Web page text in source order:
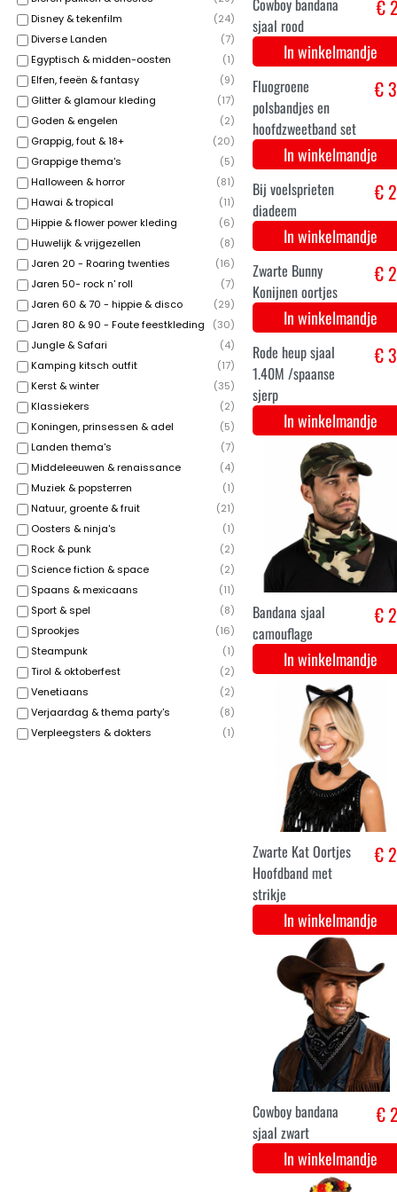
Disney & tekenfilm
(24)
Diverse Landen
(7)
Egyptisch & midden-oosten
(1)
Elfen, feeën & fantasy
(9)
Glitter & glamour kleding
(17)
Goden & engelen
(2)
Grappig, fout & 18+
(20)
Grappige thema's
(5)
Halloween & horror
(81)
Hawai & tropical
(11)
Hippie & flower power kleding
(6)
Huwelijk & vrijgezellen
(8)
Jaren 20 - Roaring twenties
(16)
Jaren 50- rock n' roll
(7)
Jaren 60 & 70 - hippie & disco
(29)
Jaren 80 & 90 - Foute feestkleding
(30)
Jungle & Safari
(4)
Kamping kitsch outfit
(17)
Kerst & winter
(35)
Klassiekers
(2)
Koningen, prinsessen & adel
(5)
Landen thema's
(7)
Middeleeuwen & renaissance
(4)
Muziek & popsterren
(1)
Natuur, groente & fruit
(21)
Oosters & ninja's
(1)
Rock & punk
(2)
Science fiction & space
(2)
Spaans & mexicaans
(11)
Sport & spel
(8)
Sprookjes
(16)
Steampunk
(1)
Tirol & oktoberfest
(2)
Venetiaans
(2)
Verjaardag & thema party's
(8)
Verpleegsters & dokters
(1)
In winkelmandje
Felroze polsbandjes
en hoofdzweetband
€
In winkelmandje
Cowboy bandana
sjaal rood
In winkelmandje
Fluogroene
polsbandjes en
hoofdzweetband set
In winkelmandje
Bij voelsprieten
diadeem
€
In winkelmandje